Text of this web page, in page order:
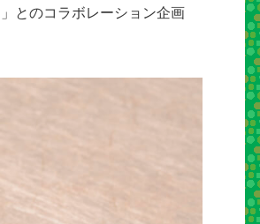
とのコラボレーション企画